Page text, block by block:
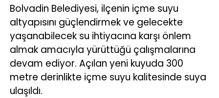
Bolvadin Belediyesi, ilçenin içme suyu
altyapısını güçlendirmek ve gelecekte
yaşanabilecek su ihtiyacına karşı önlem
almak amacıyla yürüttüğü çalışmalarına
devam ediyor. Açılan yeni kuyuda 300
metre derinlikte içme suyu kalitesinde suya
ulaşıldı.